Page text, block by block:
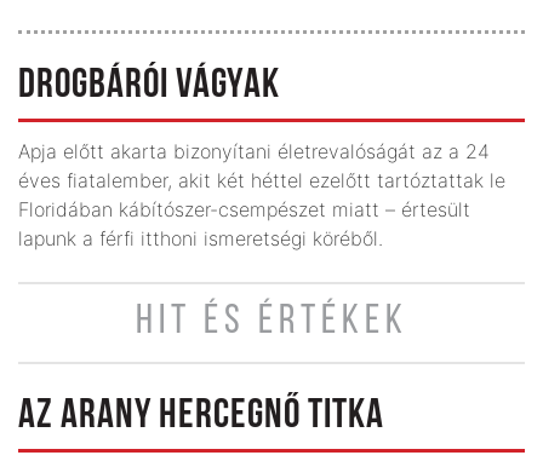
DROGBÁRÓI VÁGYAK
Apja előtt akarta bizonyítani életrevalóságát az a 24
éves fiatalember, akit két héttel ezelőtt tartóztattak le
Floridában kábítószer-csempészet miatt – értesült
lapunk a férfi itthoni ismeretségi köréből.
HIT ÉS ÉRTÉKEK
AZ ARANY HERCEGNŐ TITKA